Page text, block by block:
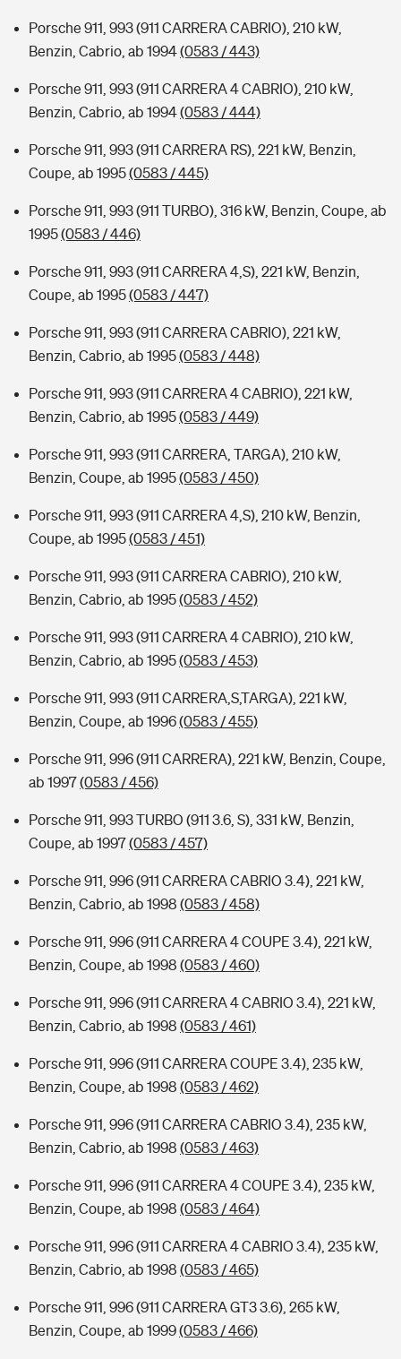
Porsche 911, 993 (911 CARRERA CABRIO), 210 kW,
Benzin, Cabrio, ab 1994(0583 / 443)
Porsche 911, 993 (911 CARRERA 4 CABRIO), 210 kW,
Benzin, Cabrio, ab 1994(0583 / 444)
Porsche 911, 993 (911 CARRERA RS), 221 kW, Benzin,
Coupe, ab 1995(0583 / 445)
Porsche 911, 993 (911 TURBO), 316 kW, Benzin, Coupe, ab
1995(0583 / 446)
Porsche 911, 993 (911 CARRERA 4,S), 221 kW, Benzin,
Coupe, ab 1995(0583 / 447)
Porsche 911, 993 (911 CARRERA CABRIO), 221 kW,
Benzin, Cabrio, ab 1995(0583 / 448)
Porsche 911, 993 (911 CARRERA 4 CABRIO), 221 kW,
Benzin, Cabrio, ab 1995(0583 / 449)
Porsche 911, 993 (911 CARRERA, TARGA), 210 kW,
Benzin, Coupe, ab 1995(0583 / 450)
Porsche 911, 993 (911 CARRERA 4,S), 210 kW, Benzin,
Coupe, ab 1995(0583 / 451)
Porsche 911, 993 (911 CARRERA CABRIO), 210 kW,
Benzin, Cabrio, ab 1995(0583 / 452)
Porsche 911, 993 (911 CARRERA 4 CABRIO), 210 kW,
Benzin, Cabrio, ab 1995(0583 / 453)
Porsche 911, 993 (911 CARRERA,S,TARGA), 221 kW,
Benzin, Coupe, ab 1996(0583 / 455)
Porsche 911, 996 (911 CARRERA), 221 kW, Benzin, Coupe,
ab 1997(0583 / 456)
Porsche 911, 993 TURBO (911 3.6, S), 331 kW, Benzin,
Coupe, ab 1997(0583 / 457)
Porsche 911, 996 (911 CARRERA CABRIO 3.4), 221 kW,
Benzin, Cabrio, ab 1998 (0583 / 458)
Porsche 911, 996 (911 CARRERA 4 COUPE 3.4), 221 kW,
Benzin, Coupe, ab 1998 (0583 / 460)
Porsche 911, 996 (911 CARRERA 4 CABRIO 3.4), 221 kW,
Benzin, Cabrio, ab 1998 (0583 / 461)
Porsche 911, 996 (911 CARRERA COUPE 3.4), 235 kW,
Benzin, Coupe, ab 1998 (0583 / 462)
Porsche 911, 996 (911 CARRERA CABRIO 3.4), 235 kW,
Benzin, Cabrio, ab 1998 (0583 / 463)
Porsche 911, 996 (911 CARRERA 4 COUPE 3.4), 235 kW,
Benzin, Coupe, ab 1998 (0583 / 464)
Porsche 911, 996 (911 CARRERA 4 CABRIO 3.4), 235 kW,
Benzin, Cabrio, ab 1998 (0583 / 465)
Porsche 911, 996 (911 CARRERA GT3 3.6), 265 kW,
Benzin, Coupe, ab 1999(0583 / 466)